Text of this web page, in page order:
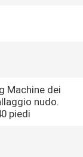
Machine dei
nudo.
piedi